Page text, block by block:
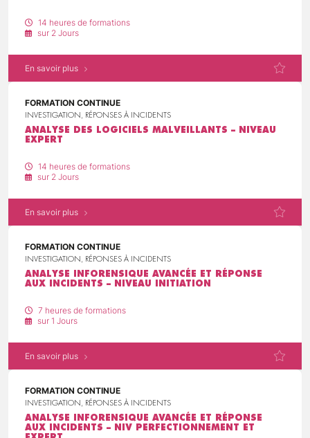
14 heures de formations
sur 2 Jours
En savoir plus
FORMATION CONTINUE
INVESTIGATION, RÉPONSES À INCIDENTS
ANALYSE DES LOGICIELS MALVEILLANTS – NIVEAU
EXPERT
14 heures de formations
sur 2 Jours
En savoir plus
FORMATION CONTINUE
INVESTIGATION, RÉPONSES À INCIDENTS
ANALYSE INFORENSIQUE AVANCÉE ET RÉPONSE
AUX INCIDENTS – NIVEAU INITIATION
7 heures de formations
sur 1 Jours
En savoir plus
FORMATION CONTINUE
INVESTIGATION, RÉPONSES À INCIDENTS
ANALYSE INFORENSIQUE AVANCÉE ET RÉPONSE
AUX INCIDENTS – NIV PERFECTIONNEMENT ET